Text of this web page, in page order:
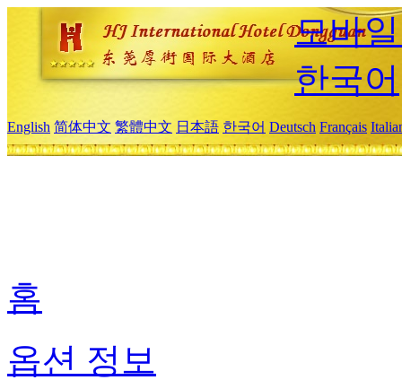
모바
한국어
English 简体中文 繁體中文 日本語 한국어 Deutsch Français
홈
옵션 정보